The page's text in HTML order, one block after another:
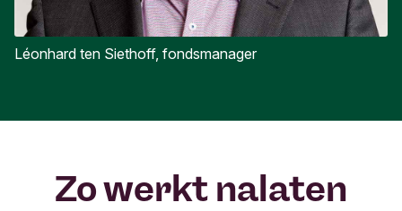
Léonhard ten Siethoff, fondsmanager
Zo werkt nalaten